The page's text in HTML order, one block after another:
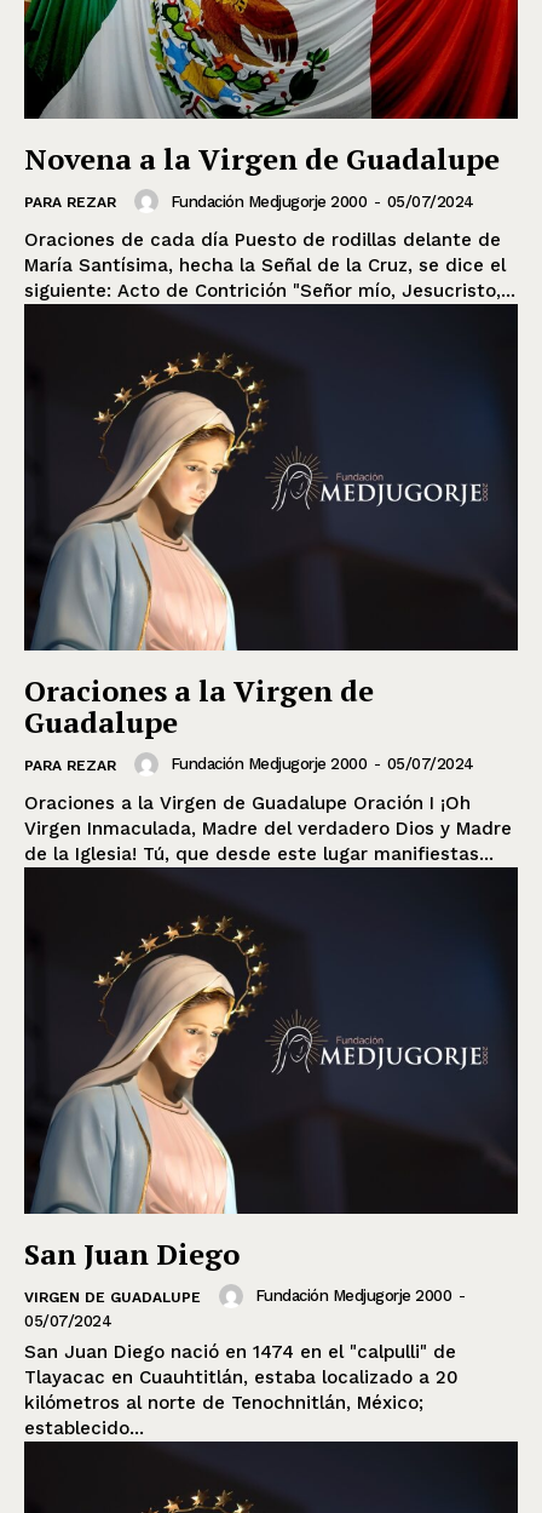
Novena a la Virgen de Guadalupe
PARA REZAR Fundación Medjugorje 2000 - 05/07/2024
Oraciones de cada día Puesto de rodillas delante de
María Santísima, hecha la Señal de la Cruz, se dice el
siguiente: Acto de Contrición "Señor mío, Jesucristo,...
Oraciones a la Virgen de
Guadalupe
PARA REZAR Fundación Medjugorje 2000 - 05/07/2024
Oraciones a la Virgen de Guadalupe Oración I ¡Oh
Virgen Inmaculada, Madre del verdadero Dios y Madre
de la Iglesia! Tú, que desde este lugar manifiestas...
San Juan Diego
VIRGEN DE GUADALUPE Fundación Medjugorje 2000 -
05/07/2024
San Juan Diego nació en 1474 en el "calpulli" de
Tlayacac en Cuauhtitlán, estaba localizado a 20
kilómetros al norte de Tenochnitlán, México;
establecido...